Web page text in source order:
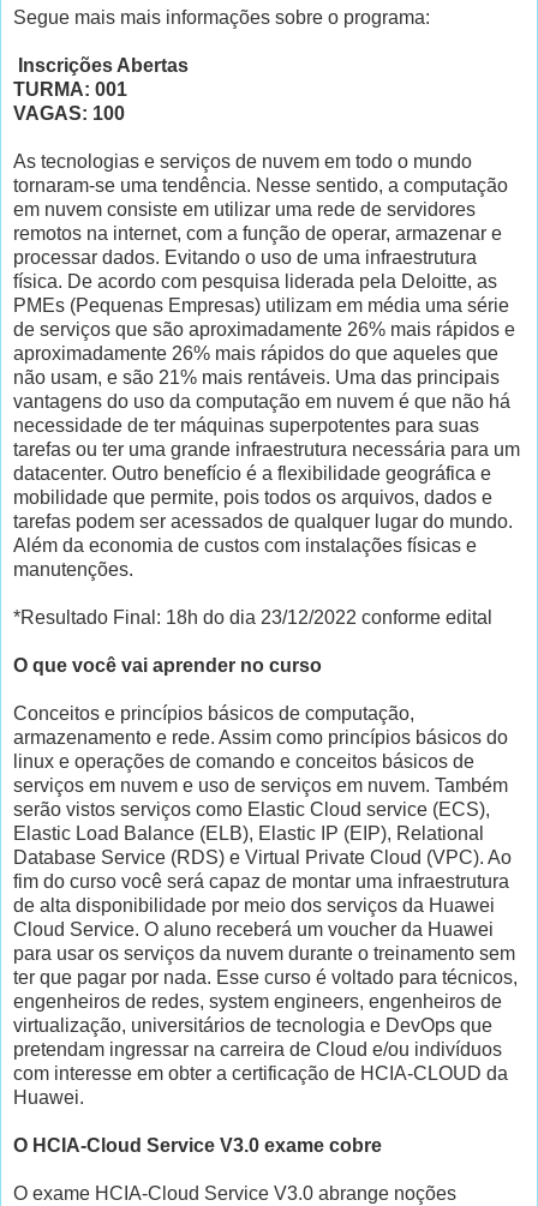
Segue mais mais informações sobre o programa:
Inscrições Abertas
TURMA: 001
VAGAS: 100
As tecnologias e serviços de nuvem em todo o mundo
tornaram-se uma tendência. Nesse sentido, a computação
em nuvem consiste em utilizar uma rede de servidores
remotos na internet, com a função de operar, armazenar e
processar dados. Evitando o uso de uma infraestrutura
física. De acordo com pesquisa liderada pela Deloitte, as
PMEs (Pequenas Empresas) utilizam em média uma série
de serviços que são aproximadamente 26% mais rápidos e
aproximadamente 26% mais rápidos do que aqueles que
não usam, e são 21% mais rentáveis. Uma das principais
vantagens do uso da computação em nuvem é que não há
necessidade de ter máquinas superpotentes para suas
tarefas ou ter uma grande infraestrutura necessária para um
datacenter. Outro benefício é a flexibilidade geográfica e
mobilidade que permite, pois todos os arquivos, dados e
tarefas podem ser acessados de qualquer lugar do mundo.
Além da economia de custos com instalações físicas e
manutenções.
*Resultado Final: 18h do dia 23/12/2022 conforme edital
O que você vai aprender no curso
Conceitos e princípios básicos de computação,
armazenamento e rede. Assim como princípios básicos do
linux e operações de comando e conceitos básicos de
serviços em nuvem e uso de serviços em nuvem. Também
serão vistos serviços como Elastic Cloud service (ECS),
Elastic Load Balance (ELB), Elastic IP (EIP), Relational
Database Service (RDS) e Virtual Private Cloud (VPC). Ao
fim do curso você será capaz de montar uma infraestrutura
de alta disponibilidade por meio dos serviços da Huawei
Cloud Service. O aluno receberá um voucher da Huawei
para usar os serviços da nuvem durante o treinamento sem
ter que pagar por nada. Esse curso é voltado para técnicos,
engenheiros de redes, system engineers, engenheiros de
virtualização, universitários de tecnologia e DevOps que
pretendam ingressar na carreira de Cloud e/ou indivíduos
com interesse em obter a certificação de HCIA-CLOUD da
Huawei.
O HCIA-Cloud Service V3.0 exame cobre
O exame HCIA-Cloud Service V3.0 abrange noções